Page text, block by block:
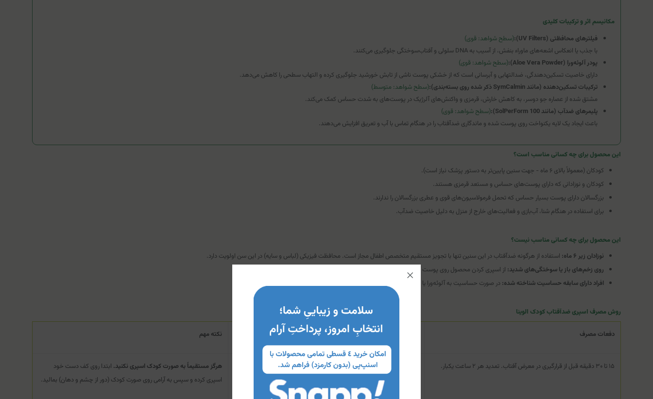
مکانیسم اثر و ترکیبات کلیدی
فیلترهای محافظتی (UV Filters):
(سطح شواهد: قوی)
با جذب یا انعکاس اشعه‌های ماوراء بنفش، از آسیب به DNA سلولی و آفتاب‌سوختگی جلوگیری می‌کنند.
پودر آلوئه‌ورا (Aloe Vera Powder):
(سطح شواهد: قوی)
دارای خاصیت تسکین‌دهندگی، ضدالتهابی و آبرسانی است که از خشکی پوست ناشی از تابش خورشید جلوگیری کرده و التهاب سطحی را کاهش می‌دهد.
ترکیبات تسکین‌دهنده (مانند SymCalmin ذکر شده روی بسته‌بندی):
(سطح شواهد: متوسط)
مشتق شده از عصاره جو دوسر، به کاهش خارش، قرمزی و واکنش‌های آلرژیک در پوست‌های به شدت حساس کمک می‌کند.
پلیمرهای ضدآب (مانند SolPerForm 100):
(سطح شواهد: قوی)
باعث ایجاد یک لایه یکنواخت روی پوست شده و ماندگاری ضدآفتاب را در هنگام تماس با آب و تعریق افزایش می‌دهند.
این محصول برای چه کسانی مناسب است؟
کودکان (معمولاً بالای ۶ ماه - جهت سنین پایین‌تر به دستور پزشک نیاز است).
کودکان و نوزادانی که دارای پوست‌های حساس و مستعد قرمزی هستند.
بزرگسالان دارای پوست بسیار حساس که تحمل فرمولاسیون‌های قوی و عطری بزرگسالان را ندارند.
برای استفاده در هنگام شنا، آب‌بازی و فعالیت‌های خارج از منزل به دلیل خاصیت ضدآب.
این محصول برای چه کسانی مناسب نیست؟
نوزادان زیر ۶ ماه:
استفاده از هرگونه ضدآفتاب در این سنین تنها با تجویز مستقیم متخصص اطفال مجاز است. محافظت فیزیکی (لباس و سایه) در این سن اولویت دارد.
روی زخم‌های باز یا سوختگی‌های شدید: از اسپری کردن محصول روی پوست آسیب‌دیده، تاول‌زده یا دارای خونریزی خودداری شود.
افراد دارای سابقه حساسیت شناخته شده: در صورت حساسیت به آلوئه‌ورا یا فیلترهای شیمیایی خاص (نیاز به بررسی دقیق برچسب کالا).
روش مصرف اسپری ضدآفتاب کودک الوینا
دفعات مصرف نکته مهم
۱۵ تا ۳۰ دقیقه قبل از قرارگیری در معرض آفتاب. تمدید هر ۲ ساعت یکبار.
بطری را به خوبی تکان دهید. از فاصله مناسب (حدود ۱۵ سانتی‌متر) روی
پوست خشک اسپری کرده و با دست پخش کنید.
هرگز مستقیماً به صورت کودک اسپری نکنید. ابتدا روی کف دست خود
اسپری کرده و سپس به آرامی روی صورت کودک (دور از چشم و دهان) بمالید.